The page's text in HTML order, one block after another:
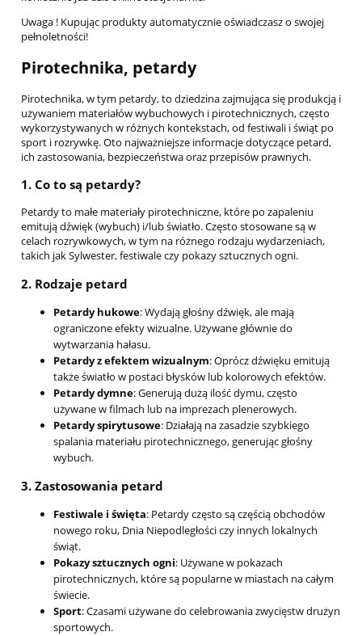
Uwaga ! Kupując produkty automatycznie oświadczasz o swojej
pełnoletności!
Pirotechnika, petardy
Pirotechnika, w tym petardy, to dziedzina zajmująca się produkcją i
używaniem materiałów wybuchowych i pirotechnicznych, często
wykorzystywanych w różnych kontekstach, od festiwali i świąt po
sport i rozrywkę. Oto najważniejsze informacje dotyczące petard,
ich zastosowania, bezpieczeństwa oraz przepisów prawnych.
1. Co to są petardy?
Petardy to małe materiały pirotechniczne, które po zapaleniu
emitują dźwięk (wybuch) i/lub światło. Często stosowane są w
celach rozrywkowych, w tym na różnego rodzaju wydarzeniach,
takich jak Sylwester, festiwale czy pokazy sztucznych ogni.
2. Rodzaje petard
Petardy hukowe: Wydają głośny dźwięk, ale mają
ograniczone efekty wizualne. Używane głównie do
wytwarzania hałasu.
Petardy z efektem wizualnym: Oprócz dźwięku emitują
także światło w postaci błysków lub kolorowych efektów.
Petardy dymne: Generują dużą ilość dymu, często
używane w filmach lub na imprezach plenerowych.
Petardy spirytusowe: Działają na zasadzie szybkiego
spalania materiału pirotechnicznego, generując głośny
wybuch.
3. Zastosowania petard
Festiwale i święta: Petardy często są częścią obchodów
nowego roku, Dnia Niepodległości czy innych lokalnych
świąt.
Pokazy sztucznych ogni: Używane w pokazach
pirotechnicznych, które są popularne w miastach na całym
świecie.
Sport: Czasami używane do celebrowania zwycięstw drużyn
sportowych.